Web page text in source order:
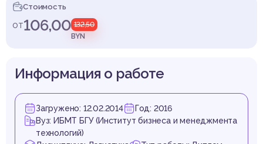
Стоимость
от106,00 132,50
BYN
Информация о работе
Загружено: 12.02.2014
Год: 2016
Вуз: ИБМТ БГУ (Институт бизнеса и менеджмента
технологий)